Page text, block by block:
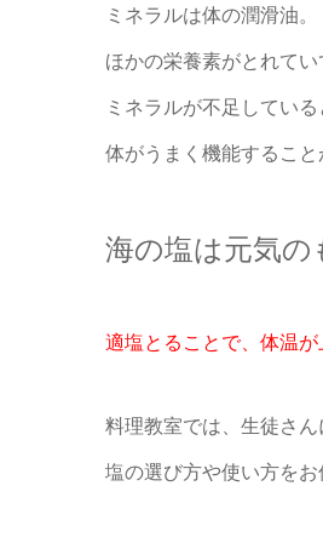
ミネラルは体の潤滑油。
ほかの栄養素がとれてい
ミネラルが不足している
体がうまく機能すること
海の塩は元気の
適塩とることで、 体温が
料理教室では、 生徒さん
塩の選び方や使い方をお